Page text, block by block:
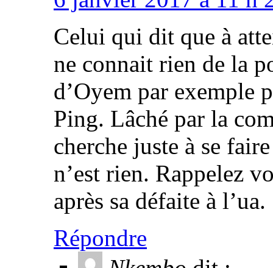
Celui qui dit que à
ne connait rien de la
d’Oyem par exemple
Ping. Lâché par la
cherche juste à se
n’est rien. Rappelez
après sa défaite à l’ua.
Répondre